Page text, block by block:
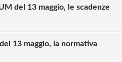
del 13 maggio, le scadenze
13 maggio, la normativa
possono